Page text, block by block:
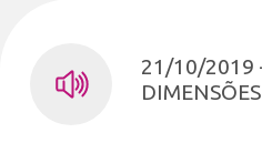
21/10/2019
DIMENSÕES